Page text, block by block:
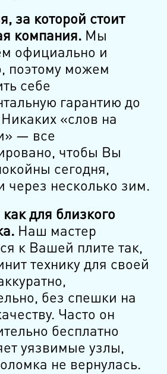
за которой стоит
компания.Мы
официально и
поэтому можем
себе
гарантию до
«слов на
— все
чтобы Вы
сегодня,
через несколько зим.
для близкого
Наш мастер
к Вашей плите так,
технику для своей
без спешки на
Часто он
бесплатно
уязвимые узлы,
не вернулась.